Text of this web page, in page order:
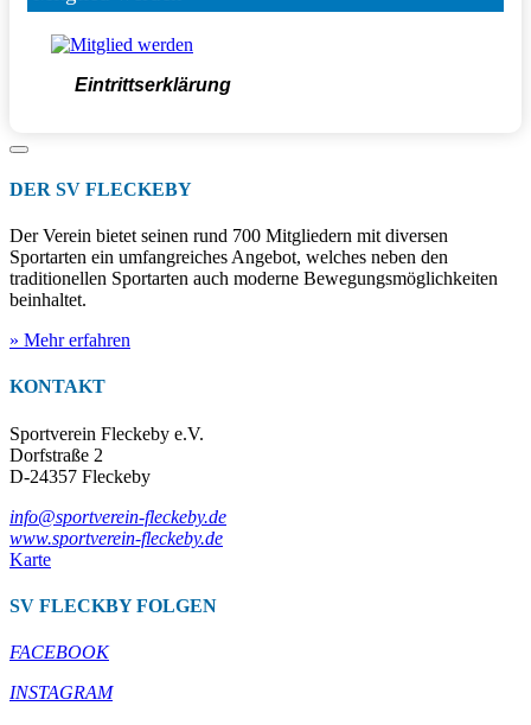
Eintrittserklärung
DER SV FLECKEBY
Der Verein bietet seinen rund 700 Mitgliedern mit diversen
Sportarten ein umfangreiches Angebot, welches neben den
traditionellen Sportarten auch moderne Bewegungsmöglichkeiten
beinhaltet.
» Mehr erfahren
KONTAKT
Sportverein Fleckeby e.V.
Dorfstraße 2
D-24357 Fleckeby
info@sportverein-fleckeby.de
www.sportverein-fleckeby.de
Karte
SV FLECKBY FOLGEN
FACEBOOK
INSTAGRAM